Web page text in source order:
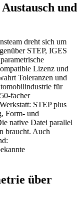
und
dreht sich um
STEP, IGES
Lizenz und
Toleranzen und
für
facher
STEP plus
Form- und
native Datei parallel
braucht. Auch
über